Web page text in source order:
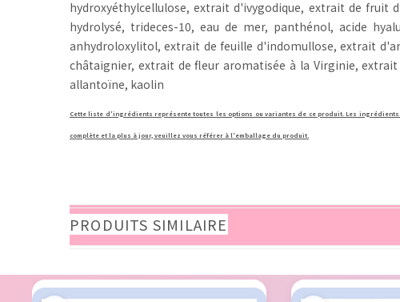
hydroxyéthylcellulose, extrait d'ivygodique, extrait de
hydrolysé, trideces-10, eau de mer, panthénol, acide
anhydroloxylitol, extrait de feuille d'indomullose, extrait
châtaignier, extrait de fleur aromatisée à la Virginie,
allantoïne, kaolin
Cette liste d'ingrédients représente toutes les options ou variantes de ce produit. Les
complète et la plus à jour, veuillez vous référer à l'emballage du produit.
PRODUITS SIMILAIRE